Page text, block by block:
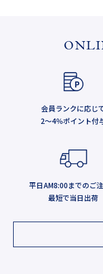
会員ランクに応じ
2～4％ポイント付
平日AM8:00までのご
最短で当日出荷